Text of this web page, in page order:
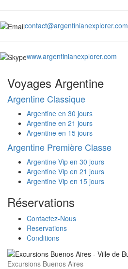
contact@argentinianexplorer.com
www.argentinianexplorer.com
Voyages Argentine
Argentine Classique
Argentine en 30 jours
Argentine en 21 jours
Argentine en 15 jours
Argentine Première Classe
Argentine Vip en 30 jours
Argentine Vip en 21 jours
Argentine Vip en 15 jours
Réservations
Contactez-Nous
Reservations
Conditions
Excursions Buenos Aires